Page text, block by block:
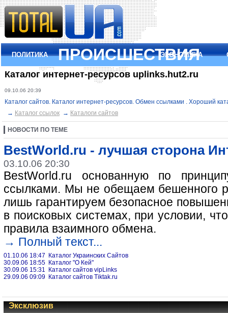
ПОЛИТИКА ПРОИСШЕСТВИЯ
ЭКОНОМИКА
Каталог интернет-ресурсов uplinks.hut2.ru
09.10.06 20:39
Каталог сайтов. Каталог интернет-ресурсов. Обмен ссылками . Хороший
→ Каталог ссылок → Каталоги сайтов
НОВОСТИ ПО ТЕМЕ
BestWorld.ru - лучшая сторона
03.10.06 20:30
BestWorld.ru основанную по
ссылками. Мы не обещаем бешенного
лишь гарантируем безопасное
в поисковых системах, при условии,
правила взаимного обмена.
→ Полный текст...
01.10.06 18:47 Каталог Украинских Сайтов
30.09.06 18:55 Каталог "О Кей"
30.09.06 15:31 Каталог сайтов vipLinks
29.09.06 09:09 Каталог сайтов Tiktak.ru
Эксклюзив